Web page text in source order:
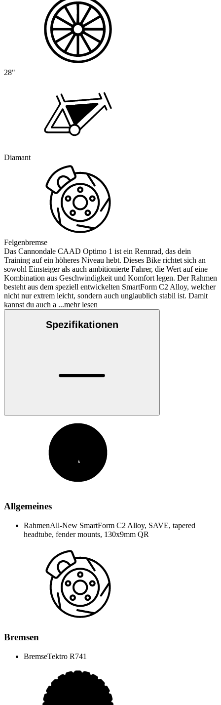
28"
Diamant
Felgenbremse
Das Cannondale CAAD Optimo 1 ist ein Rennrad, das dein
Training auf ein höheres Niveau hebt. Dieses Bike richtet sich an
sowohl Einsteiger als auch ambitionierte Fahrer, die Wert auf eine
Kombination aus Geschwindigkeit und Komfort legen. Der Rahmen
besteht aus dem speziell entwickelten SmartForm C2 Alloy, welcher
nicht nur extrem leicht, sondern auch unglaublich stabil ist. Damit
kannst du auch a ...mehr lesen
Spezifikationen
Allgemeines
RahmenAll-New SmartForm C2 Alloy, SAVE, tapered
headtube, fender mounts, 130x9mm QR
Bremsen
BremseTektro R741